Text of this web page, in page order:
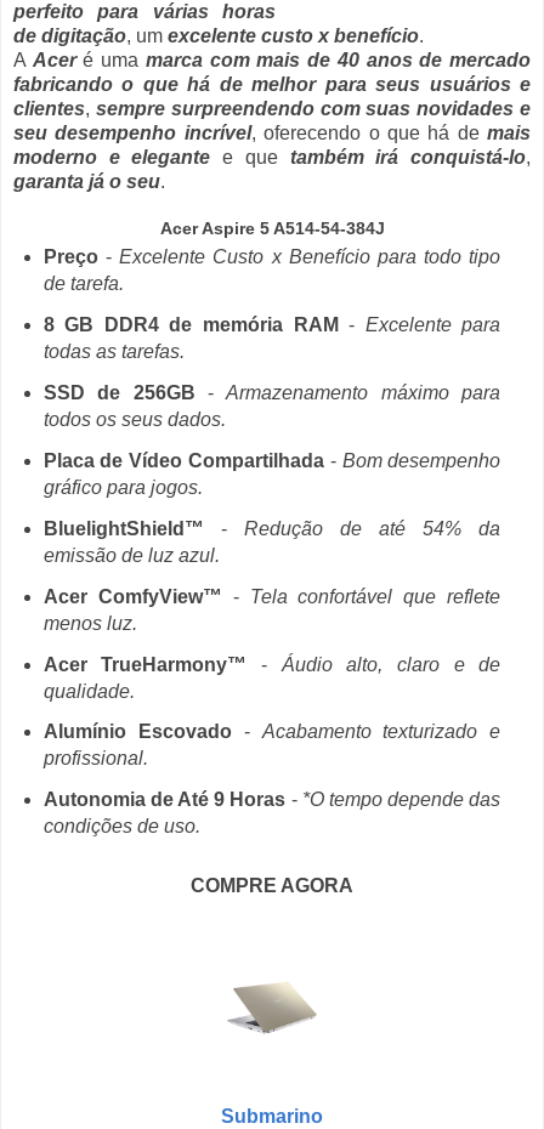
perfeito para várias horas
de digitação, um excelente custo x benefício.
A Aceré uma marca com mais de 40 anos de mercado
fabricando o que há de melhor para seus usuários e
clientes, sempre surpreendendo com suas novidades e
seu desempenho incrível, oferecendo o que há de mais
moderno e elegante e que também irá conquistá-lo,
garanta já o seu.
Acer Aspire 5 A514-54-384J
Preço-Excelente Custo x Benefício para todo tipo
de tarefa.
8 GB DDR4 de memória RAM - Excelente para
todas as tarefas.
SSD de 256GB -Armazenamento máximo para
todos os seus dados.
Placa de Vídeo Compartilhada - Bom desempenho
gráfico para jogos.
BluelightShield™ - Redução de até 54% da
emissão de luz azul.
Acer ComfyView™ - Tela confortável que reflete
menos luz.
Acer TrueHarmony™
- Áudio alto, claro e de
qualidade.
Alumínio Escovado- Acabamento texturizado e
profissional.
Autonomia de Até 9 Horas - *O tempo depende das
condições de uso.
COMPRE AGORA
Submarino